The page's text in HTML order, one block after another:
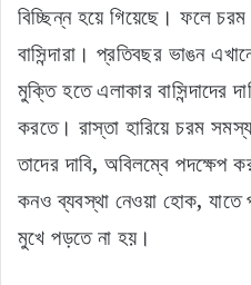
বিচ্ছিন্ন হয়ে গিয়েছে। ফলে
বাসিন্দারা। প্রতিবছর ভাঙন
মুক্তি হতে এলাকার বাসিন্দাদের
করতে। রাস্তা হারিয়ে চরম
তাদের দাবি, অবিলম্বে
কনও ব্যবস্থা নেওয়া হোক,
মুখে পড়তে না হয়।